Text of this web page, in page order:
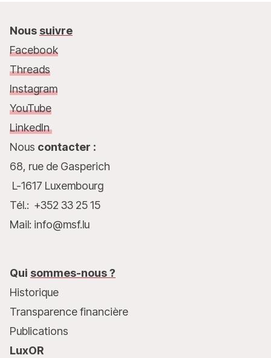
Nous suivre
Facebook
Threads
Instagram
YouTube
LinkedIn
Nous contacter :
68, rue de Gasperich
L-1617 Luxembourg
Tél.: +352 33 25 15
Mail: info@msf.lu
Qui sommes-nous ?
Historique
Transparence financière
Publications
LuxOR